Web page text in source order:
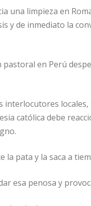
una limpieza en
y de inmediato la
en Perú
interlocutores
católica debe
la pata y la saca a
esa penosa y